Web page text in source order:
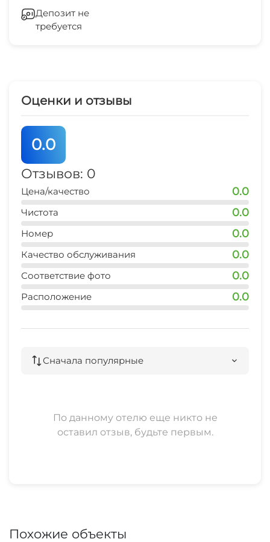
Стиральная машина
СВЧ
Депозит не
требуется
Оценки и отзывы
0.0
Отзывов: 0
Цена/качество 0.0
Чистота 0.0
Номер 0.0
Качество обслуживания 0.0
Соответствие фото 0.0
Расположение 0.0
Сначала популярные
По данному отелю еще никто не
оставил отзыв, будьте первым.
Похожие объекты